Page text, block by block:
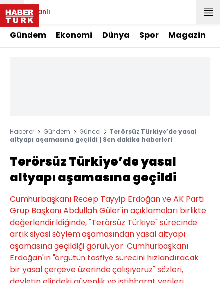
Canlı
Gündem Ekonomi Dünya Spor Magazin
Haberler Gündem Güncel
Terörsüz Türkiye’de yasal
altyapı aşamasına geçildi | Son dakika haberleri
Terörsüz Türkiye’de yasal
altyapı aşamasına geçildi
Cumhurbaşkanı Recep Tayyip Erdoğan ve AK Parti
Grup Başkanı Abdullah Güler'in açıklamaları birlikte
değerlendirildiğinde, "Terörsüz Türkiye" sürecinde
artık siyasi söylem aşamasından yasal altyapı
aşamasına geçildiği görülüyor. Cumhurbaşkanı
Erdoğan'ın "örgütün tasfiye sürecini hızlandıracak
bir yasal çerçeve üzerinde çalışıyoruz" sözleri,